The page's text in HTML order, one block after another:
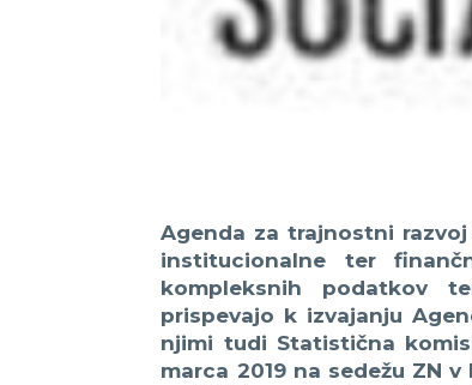
Agenda za trajnostni
institucionalne ter
kompleksnih podatkov
prispevajo k izvajanju
njimi tudi Statistična
marca 2019 na sedežu ZN